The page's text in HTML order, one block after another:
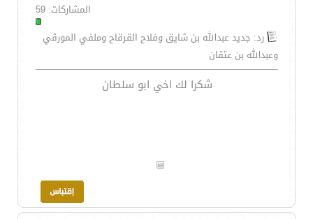
المشاركات: 59
رد: جديد عبدالله بن شايق وفلاح القرقاح وملفي المورقي
وعبدالله بن عتقان
شكرا لك اخي ابو سلطان